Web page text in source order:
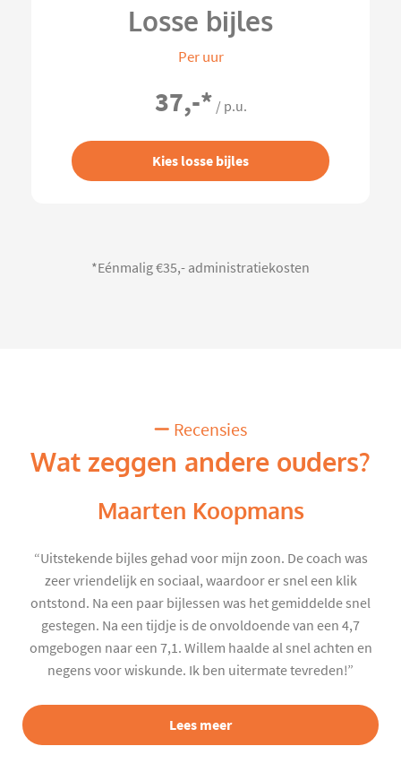
Losse bijles
Per uur
37,-* / p.u.
Kies losse bijles
*Eénmalig €35,- administratiekosten
Recensies
Wat zeggen andere ouders?
Maarten Koopmans
“Uitstekende bijles gehad voor mijn zoon. De coach was
zeer vriendelijk en sociaal, waardoor er snel een klik
ontstond. Na een paar bijlessen was het gemiddelde snel
gestegen. Na een tijdje is de onvoldoende van een 4,7
omgebogen naar een 7,1. Willem haalde al snel achten en
negens voor wiskunde. Ik ben uitermate tevreden!”
Lees meer